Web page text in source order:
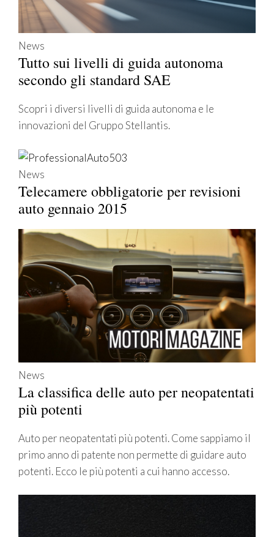
News
Tutto sui livelli di guida autonoma
secondo gli standard SAE
Scopri i diversi livelli di guida autonoma e le
innovazioni del Gruppo Stellantis.
News
Telecamere obbligatorie per revisioni
auto gennaio 2015
News
La classifica delle auto per neopatentati
più potenti
Auto per neopatentati più potenti. Come sappiamo il
primo anno di patente non permette di guidare auto
potenti. Ecco le più potenti a cui hanno accesso.